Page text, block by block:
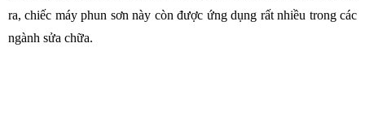
ra, chiếc máy phun sơn này còn được ứng dụng rất nhiều trong các
ngành sửa chữa.